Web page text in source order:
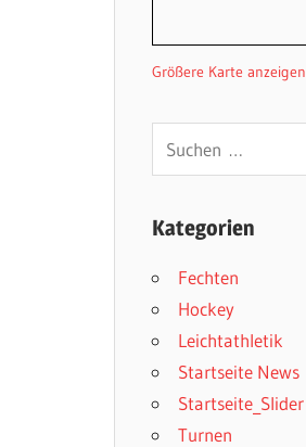
Größere Karte anzeigen
Kategorien
Fechten
Hockey
Leichtathletik
Startseite News
Startseite_Slider
Turnen